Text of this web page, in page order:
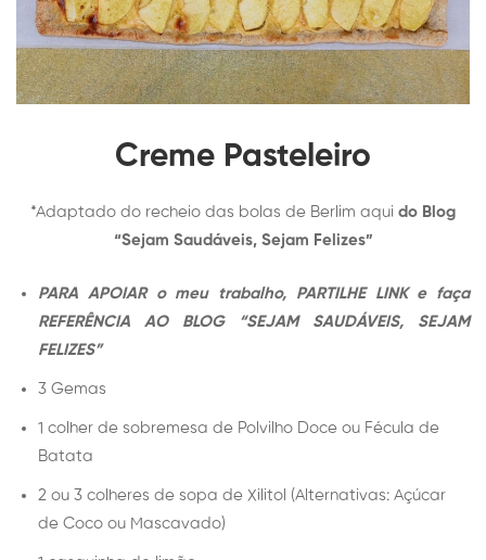
Creme Pasteleiro
*Adaptado do recheio das bolas de Berlim aqui do Blog
“Sejam Saudáveis, Sejam Felizes”
PARA APOIAR o meu trabalho, PARTILHE LINK e faça
REFERÊNCIA AO BLOG “SEJAM SAUDÁVEIS, SEJAM
FELIZES”
3 Gemas
1 colher de sobremesa de Polvilho Doce ou Fécula de
Batata
2 ou 3 colheres de sopa de Xilitol (Alternativas: Açúcar
de Coco ou Mascavado)